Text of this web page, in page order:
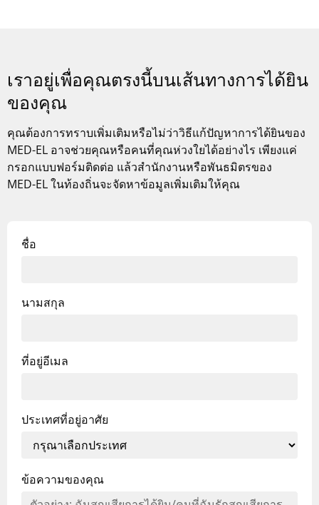
เราอยู่เพื่อคุณตรงนี้บนเส้นทางการได้ยิน
ของคุณ
คุณต้องการทราบเพิ่มเติมหรือไม่ว่าวิธีแก้ปัญหาการได้ยินของ
MED-EL อาจช่วยคุณหรือคนที่คุณห่วงใยได้อย่างไร เพียงแค่
กรอกแบบฟอร์มติดต่อ แล้วสำนักงานหรือพันธมิตรของ
MED-ELในท้องถิ่นจะจัดหาข้อมูลเพิ่มเติมให้คุณ
ชื่อ
นามสกุล
ที่อยู่อีเมล
ประเทศที่อยู่อาศัย
ข้อความของคุณ